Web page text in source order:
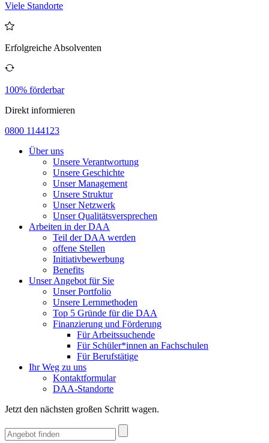
Viele Standorte
Erfolgreiche Absolventen
100% förderbar
Direkt informieren
0800 1144123
Über uns
Unsere Verantwortung
Unsere Geschichte
Unser Management
Unsere Struktur
Unser Netzwerk
Unser Qualitätsversprechen
Arbeiten in der DAA
Teil der DAA werden
offene Stellen
Initiativbewerbung
Benefits
Unser Angebot für Sie
Unser Portfolio
Unsere Lernmethoden
Top 5 Gründe für die DAA
Finanzierung und Förderung
Für Arbeitssuchende
Für Schüler*innen an Fachschulen
Für Berufstätige
Ihr Weg zu uns
Kontaktformular
DAA-Standorte
Jetzt den nächsten großen Schritt wagen.